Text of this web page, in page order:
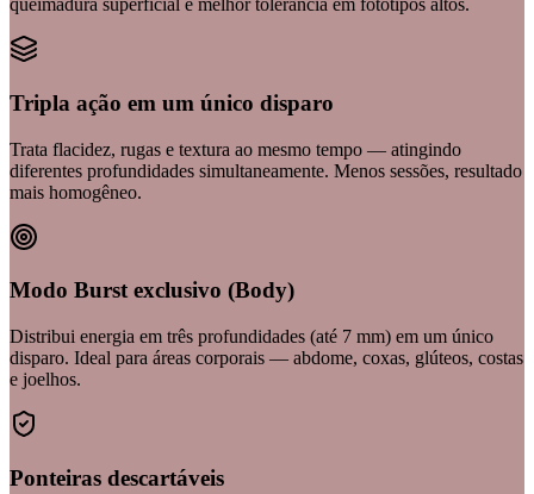
queimadura superficial e melhor tolerância em fototipos altos.
Tripla ação em um único disparo
Trata flacidez, rugas e textura ao mesmo tempo — atingindo
diferentes profundidades simultaneamente. Menos sessões, resultado
mais homogêneo.
Modo Burst exclusivo (Body)
Distribui energia em três profundidades (até 7 mm) em um único
disparo. Ideal para áreas corporais — abdome, coxas, glúteos, costas
e joelhos.
Ponteiras descartáveis